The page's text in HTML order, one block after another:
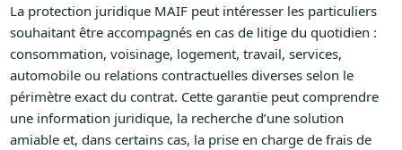
La protection juridique MAIF peut intéresser les particuliers
souhaitant être accompagnés en cas de litige du quotidien :
consommation, voisinage, logement, travail, services,
automobile ou relations contractuelles diverses selon le
périmètre exact du contrat. Cette garantie peut comprendre
une information juridique, la recherche d’une solution
amiable et, dans certains cas, la prise en charge de frais de